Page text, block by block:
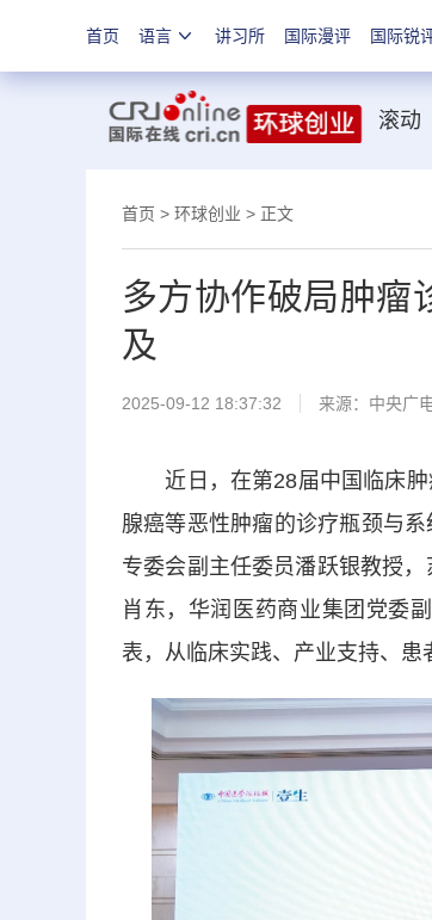
首页 语言 讲习所 国际漫评 国际锐
滚动
首页 > 环球创业 > 正文
多方协作破局肿瘤
及
2025-09-12 18:37:32 来源：中央广
近日，在第28届中国临床肿
腺癌等恶性肿瘤的诊疗瓶颈与
专委会副主任委员潘跃银教授
肖东，华润医药商业集团党委
表，从临床实践、产业支持、患